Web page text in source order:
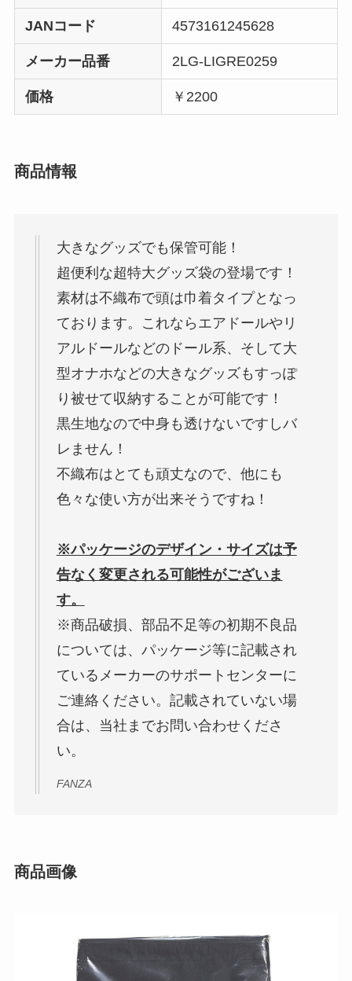
JANコード 4573161245628
メーカー品番 2LG-LIGRE0259
価格 ￥2200
商品情報
大きなグッズでも保管可能！
超便利な超特大グッズ袋の登場です！
素材は不織布で頭は巾着タイプとなっ
ております。これならエアドールやリ
アルドールなどのドール系、そして大
型オナホなどの大きなグッズもすっぽ
り被せて収納することが可能です！
黒生地なので中身も透けないですしバ
レません！
不織布はとても頑丈なので、他にも
色々な使い方が出来そうですね！
※パッケージのデザイン・サイズは予
告なく変更される可能性がございま
す。
※商品破損、部品不足等の初期不良品
については、パッケージ等に記載され
ているメーカーのサポートセンターに
ご連絡ください。記載されていない場
合は、当社までお問い合わせくださ
い。
FANZA
商品画像